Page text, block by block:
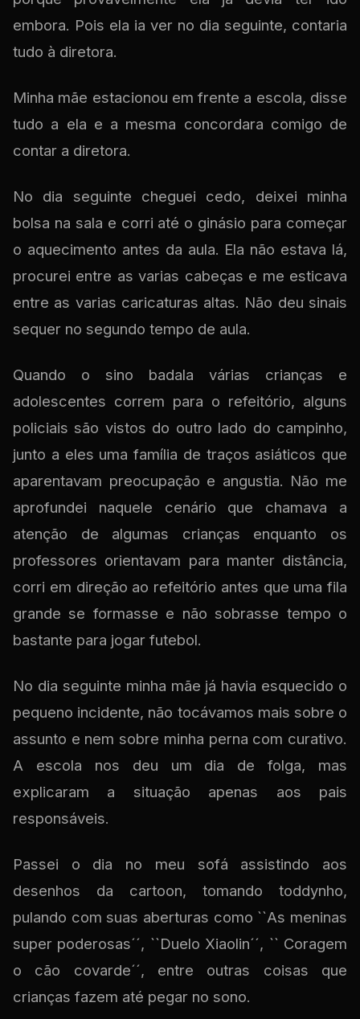
embora. Pois ela ia ver no dia seguinte, contaria
tudo à diretora.
Minha mãe estacionou em frente a escola, disse
tudo a ela e a mesma concordara comigo de
contar a diretora.
No dia seguinte cheguei cedo, deixei minha
bolsa na sala e corri até o ginásio para começar
o aquecimento antes da aula. Ela não estava lá,
procurei entre as varias cabeças e me esticava
entre as varias caricaturas altas. Não deu sinais
sequer no segundo tempo de aula.
Quando o sino badala várias crianças e
adolescentes correm para o refeitório, alguns
policiais são vistos do outro lado do campinho,
junto a eles uma família de traços asiáticos que
aparentavam preocupação e angustia. Não me
aprofundei naquele cenário que chamava a
atenção de algumas crianças enquanto os
professores orientavam para manter distância,
corri em direção ao refeitório antes que uma fila
grande se formasse e não sobrasse tempo o
bastante para jogar futebol.
No dia seguinte minha mãe já havia esquecido o
pequeno incidente, não tocávamos mais sobre o
assunto e nem sobre minha perna com curativo.
A escola nos deu um dia de folga, mas
explicaram a situação apenas aos pais
responsáveis.
Passei o dia no meu sofá assistindo aos
desenhos da cartoon, tomando toddynho,
pulando com suas aberturas como ``As meninas
super poderosas´´, ``Duelo Xiaolin´´, `` Coragem
o cão covarde´´, entre outras coisas que
crianças fazem até pegar no sono.